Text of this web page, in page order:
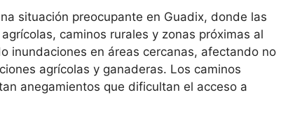
situación preocupante en Guadix, donde las
caminos rurales y zonas próximas al
inundaciones en áreas cercanas, afectando no
agrícolas y ganaderas. Los caminos
anegamientos que dificultan el acceso a